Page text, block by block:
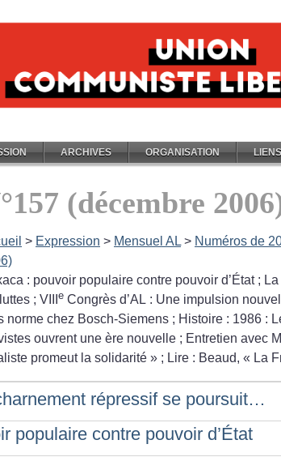
ARCHIVES ORGANISATION LIENS
(décembre
> Expression > Mensuel AL > Numéros de
: pouvoir populaire contre pouvoir d’État ;
; VIII e Congrès d’AL : Une impulsion
norme chez Bosch-Siemens ; Histoire : 1986 :
ouvrent une ère nouvelle ; Entretien avec
promeut la solidarité » ; Lire : Beaud, « La
répressif se poursuit…
populaire contre pouvoir d’État